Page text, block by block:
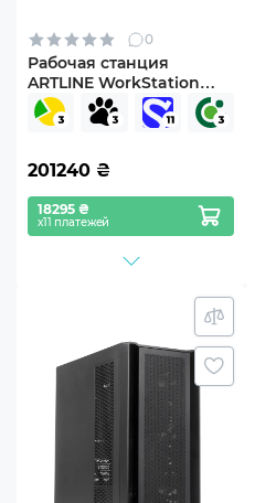
0
Рабочая станция
ARTLINE WorkStation
W96 (W96v62)
201240 ₴
18295 ₴
х11 платежей